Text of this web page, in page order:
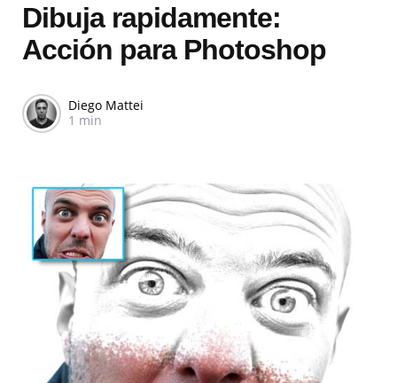
Dibuja rapidamente:
Acción para Photoshop
Diego Mattei
1 min